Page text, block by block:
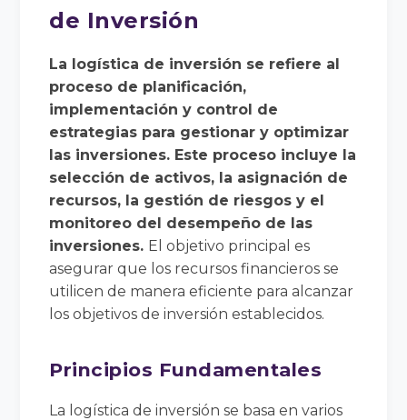
de Inversión
La logística de inversión se refiere al
proceso de planificación,
implementación y control de
estrategias para gestionar y optimizar
las inversiones. Este proceso incluye la
selección de activos, la asignación de
recursos, la gestión de riesgos y el
monitoreo del desempeño de las
inversiones. El objetivo principal es
asegurar que los recursos financieros se
utilicen de manera eficiente para alcanzar
los objetivos de inversión establecidos.
Principios Fundamentales
La logística de inversión se basa en varios